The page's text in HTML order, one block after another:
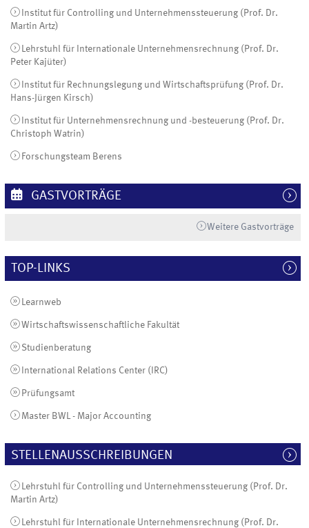
Institut für Controlling und Unternehmenssteuerung (Prof. Dr.
Martin Artz)
Lehrstuhl für Internationale Unternehmensrechnung (Prof. Dr.
Peter Kajüter)
Institut für Rechnungslegung und Wirtschaftsprüfung (Prof. Dr.
Hans-Jürgen Kirsch)
Institut für Unternehmensrechnung und -besteuerung (Prof. Dr.
Christoph Watrin)
Forschungsteam Berens
GASTVORTRÄGE
Weitere Gastvorträge
TOP-LINKS
Learnweb
Wirtschaftswissenschaftliche Fakultät
Studienberatung
International Relations Center (IRC)
Prüfungsamt
Master BWL - Major Accounting
STELLENAUSSCHREIBUNGEN
Lehrstuhl für Controlling und Unternehmenssteuerung (Prof. Dr.
Martin Artz)
Lehrstuhl für Internationale Unternehmensrechnung (Prof. Dr.